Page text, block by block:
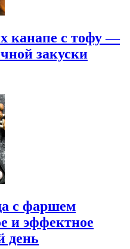
канапе с тофу —
закуски
с фаршем
и эффектное
день